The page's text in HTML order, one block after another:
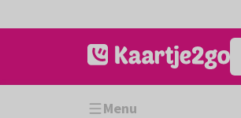
naar
naar
Menu